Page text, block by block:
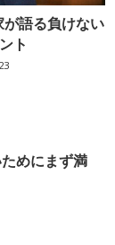
が語る負けない
ト
めにまず満